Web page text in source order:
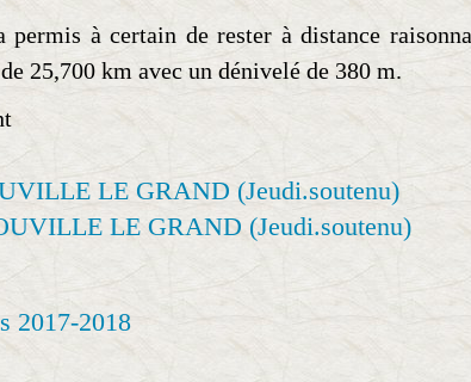
à certain de rester à distance
25,700 km avec un dénivelé de 380 m.
2017-2018